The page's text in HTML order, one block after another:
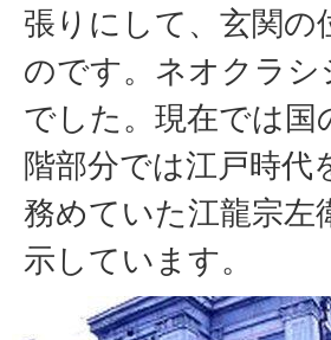
張りにして、玄関の
のです。ネオクラ
でした。現在では国
階部分では江戸時代
務めていた江龍宗左
示しています。